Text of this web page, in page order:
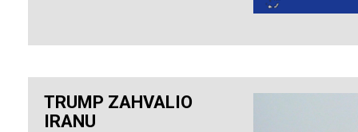
TRUMP ZAHVALIO
IRANU